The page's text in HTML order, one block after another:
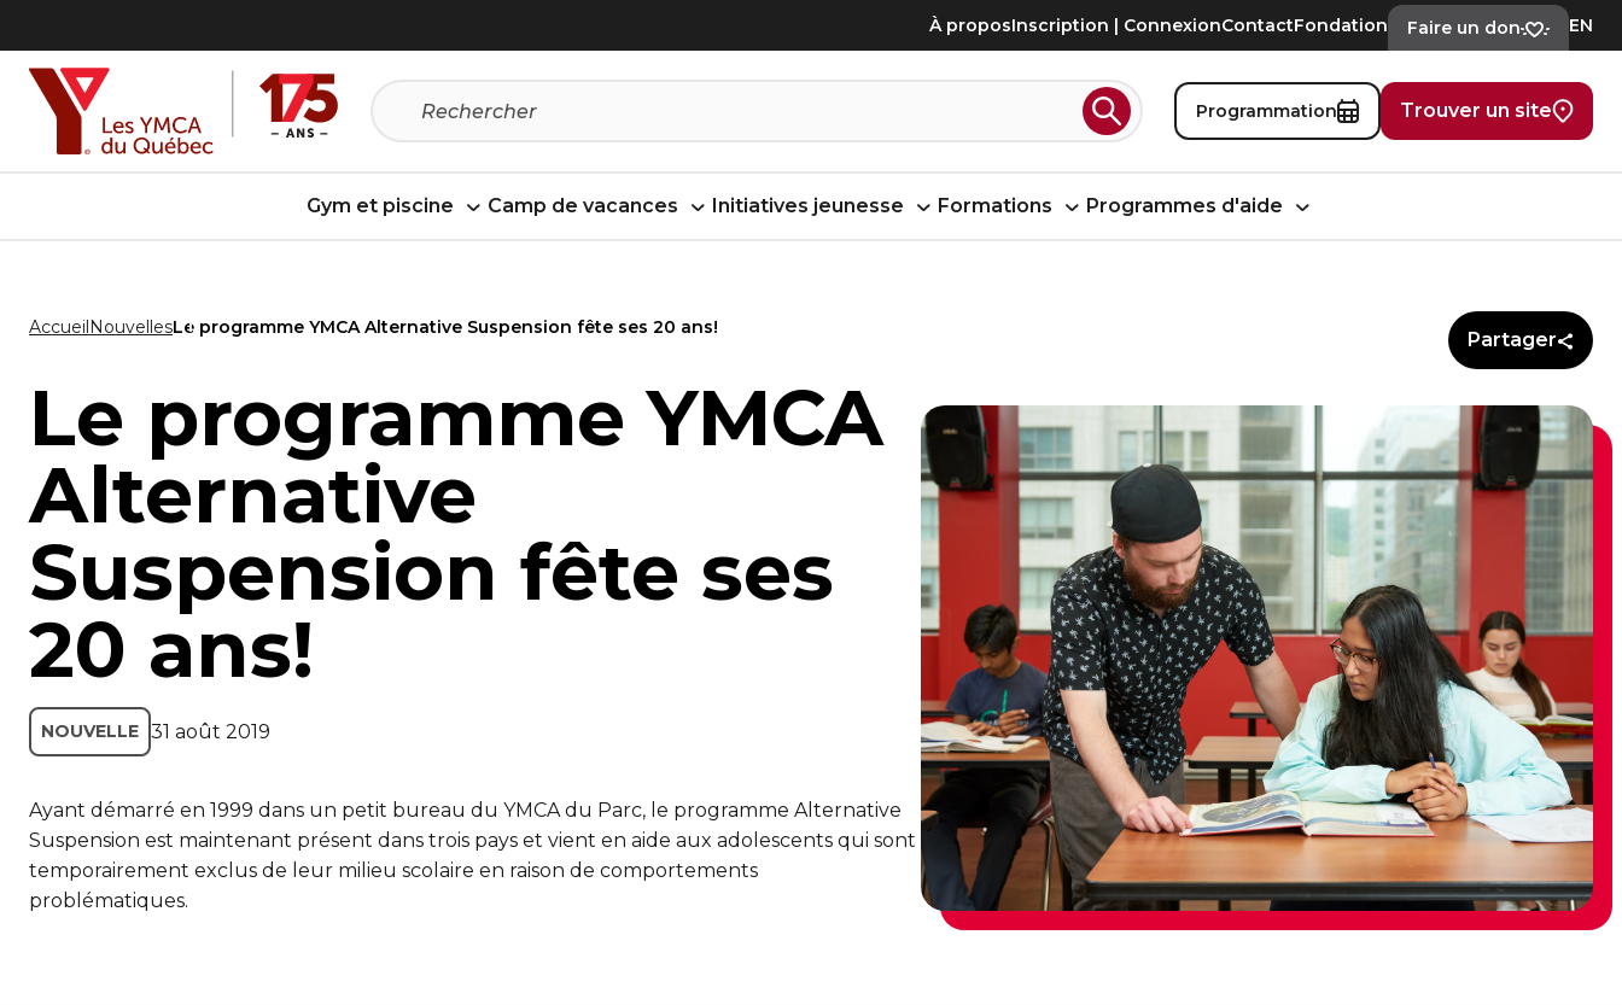
menu
contenu
À proposInscription | ConnexionContactFondation Faire un don EN
RechercherProgrammation Trouver un site
Gym et piscine Camp de vacances Initiatives jeunesse Formations Programmes d'aide
AccueilNouvellesLe programme YMCA Alternative Suspension fête ses 20 ans!
Le programme YMCA
Alternative
Suspension fête ses
20 ans!
NOUVELLE 31 août 2019
Ayant démarré en 1999 dans un petit bureau du YMCA du Parc, le programme Alternative
Suspension est maintenant présent dans trois pays et vient en aide aux adolescents qui sont
temporairement exclus de leur milieu scolaire en raison de comportements
problématiques.
Partager